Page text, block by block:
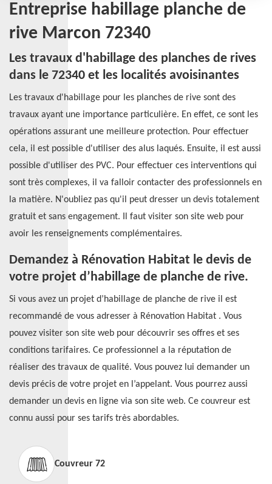
Entreprise habillage planche de
rive Marcon 72340
Les travaux d'habillage des planches de rives
dans le 72340 et les localités avoisinantes
Les travaux d'habillage pour les planches de rive sont des
travaux ayant une importance particulière. En effet, ce sont les
opérations assurant une meilleure protection. Pour effectuer
cela, il est possible d'utiliser des alus laqués. Ensuite, il est aussi
possible d'utiliser des PVC. Pour effectuer ces interventions qui
sont très complexes, il va falloir contacter des professionnels en
la matière. N'oubliez pas qu'il peut dresser un devis totalement
gratuit et sans engagement. Il faut visiter son site web pour
avoir les renseignements complémentaires.
Demandez à Rénovation Habitat le devis de
votre projet d’habillage de planche de rive.
Si vous avez un projet d’habillage de planche de rive il est
recommandé de vous adresser à Rénovation Habitat . Vous
pouvez visiter son site web pour découvrir ses offres et ses
conditions tarifaires. Ce professionnel a la réputation de
réaliser des travaux de qualité. Vous pouvez lui demander un
devis précis de votre projet en l’appelant. Vous pourrez aussi
demander un devis en ligne via son site web. Ce couvreur est
connu aussi pour ses tarifs très abordables.
Couvreur 72